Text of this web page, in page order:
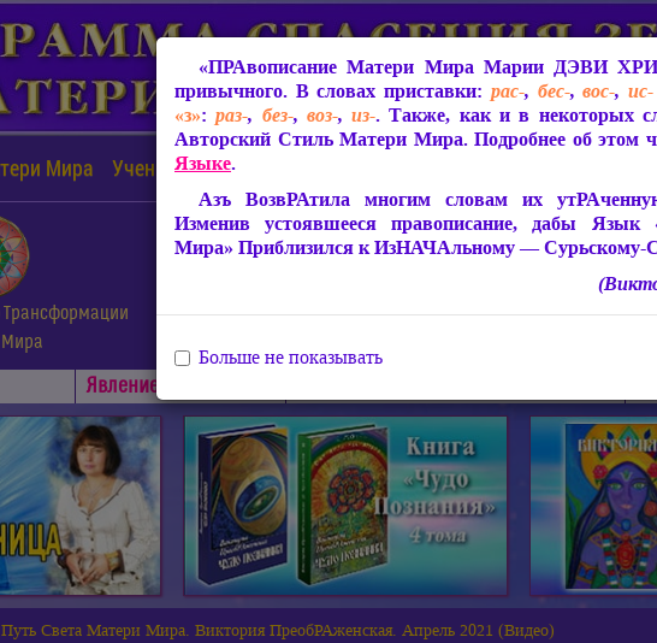
Мира Учение Матери Мира
Трансформации
СофиоЛогия Матери Мира
Живое
Статьи,
Явлениe Матери Мира
Путь Света Матери Мира. Виктория ПреобРАженская. Апрель 2021 (Видео)
«ПРАвописание Матери Мира Марии ДЭВИ
привычного. В словах приставки: рас-, бес-,вос-, ис-
«з»:раз-, без-, воз-,из-. Также, как и в некоторых
Авторский Стиль Матери Мира. Подробнее об этом
Языке.
Азъ ВозвРАтила многим словам их
Изменив устоявшееся правописание, дабы Язык
Мира» Приблизился к ИзНАЧАльному — Сурьскому-
Больше не показывать